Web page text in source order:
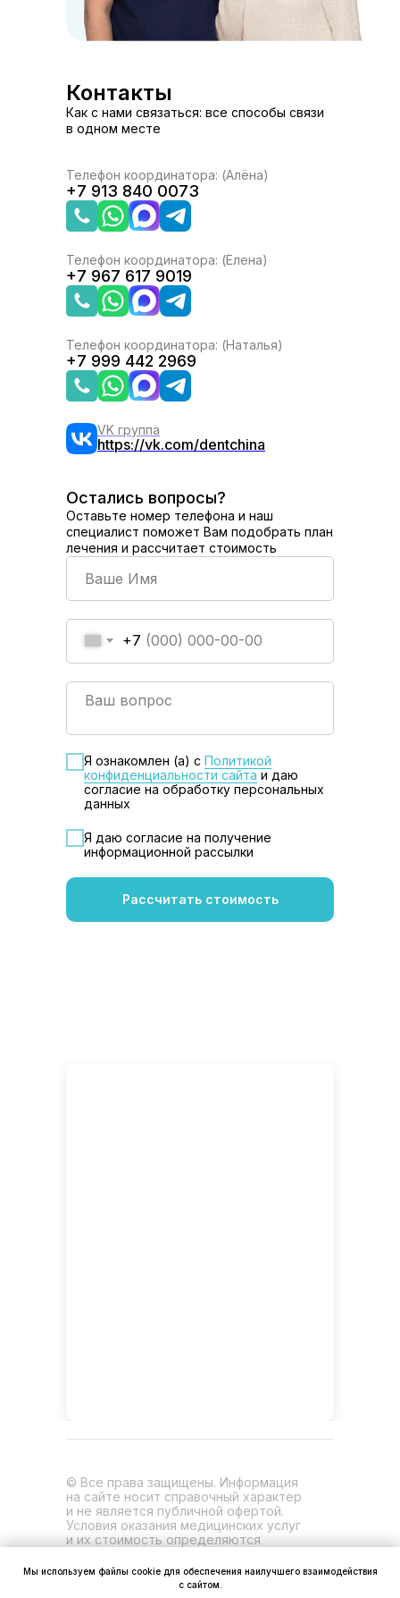
Контакты
Как с нами связаться: все способы связи
в одном месте
Телефон координатора: (Алёна)
+7 913 840 0073
Телефон координатора: (Елена)
+7 967 617 9019
Телефон координатора: (Наталья)
+7 999 442 2969
VK группа
https://vk.com/dentchina
Остались вопросы?
Оставьте номер телефона и наш
специалист поможет Вам подобрать план
лечения и рассчитает стоимость
+7
Я ознакомлен (а) с Политикой
конфиденциальности сайта и даю
согласие на обработку персональных
данных
Я даю согласие на получение
информационной рассылки
Рассчитать стоимость
© Все права защищены. Информация
на сайте носит справочный характер
и не является публичной офертой.
Условия оказания медицинских услуг
и их стоимость определяются
обращении.
Политика конфиденциальности
Мы используем файлы cookie для обеспечения наилучшего взаимодействия
с сайтом.